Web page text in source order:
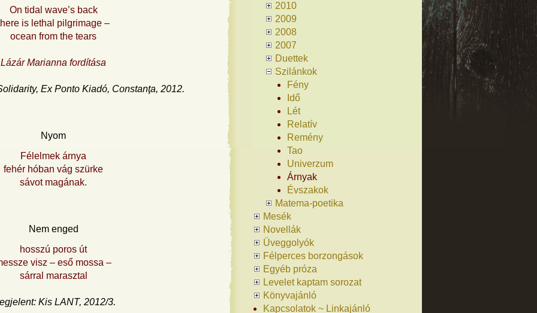
On tidal wave’s back
is lethal pilgrimage –
ocean from the tears
Lázár Marianna fordítása
Ex Ponto Kiadó, Constanţa, 2012.
Nyom
Félelmek árnya
fehér hóban vág szürke
sávot magának.
Nem enged
hosszú poros út
visz – eső mossa –
sárral marasztal
Kis LANT, 2012/3.
2010
2009
2008
2007
Duettek
Szilánkok
Fény
Idő
Lét
Relatív
Remény
Tao
Univerzum
Árnyak
Évszakok
Matema-poetika
Mesék
Novellák
Üveggolyók
Félperces borzongások
Egyéb próza
Levelet kaptam sorozat
Könyvajánló
Kapcsolatok ~ Linkajánló